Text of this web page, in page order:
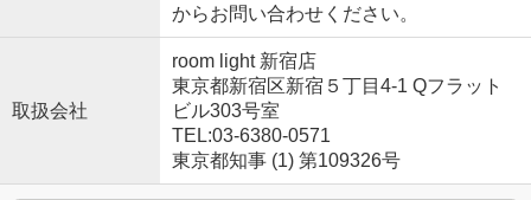
からお問い合わせください。
取扱会社
room light 新宿店
東京都新宿区新宿５丁目4-1 Qフラット
ビル303号室
TEL:03-6380-0571
東京都知事 (1) 第109326号